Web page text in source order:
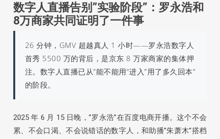
数字人直播告别”实验阶段”：罗永浩和
8万商家共同证明了一件事
26 分钟，GMV 超越真人 1 小时——罗永浩数字人
首秀 5500 万的背后，是京东 8 万家商家的集体押
注。数字人直播已从”能不能用”进入”用了多久回本”
的阶段。
2025 年 6 月 15 日晚，”罗永浩”在百度电商开播。这个不会
累、不会口渴、不会说错话的数字人，和助播”朱萧木”搭档